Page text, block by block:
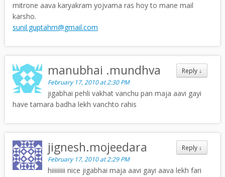
mitrone aava karyakram yojvama ras hoy to mane mail
karsho.
sunil.guptahm@gmail.com
Reply ↓
manubhai .mundhva
February 17, 2010 at 2:30 PM
jigabhai pehli vakhat vanchu pan maja aavi gayi
have tamara badha lekh vanchto rahis
Reply ↓
jignesh.mojeedara
February 17, 2010 at 2:29 PM
hiiiiiiiii nice jigabhai maja aavi gayi aava lekh fari